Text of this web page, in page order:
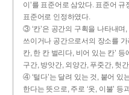
이’를 표준어로 삼았다. 표준어 규
표준어로 인정하였다.
③ ‘칸’은 공간의 구획을 나타내며
쓰이거나 공간으로서의 장소를
칸, 한 칸 벌리다, 비어 있는 칸’ 등
구간, 방앗간, 외양간, 푸줏간, 헛간
④ ‘털다’는 달려 있는 것, 붙어 있
한다는 뜻으로, 주로 ‘옷, 이불’